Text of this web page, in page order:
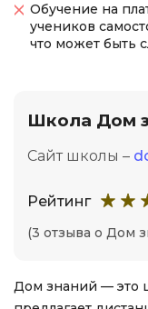
Обучение на
учеников
что может быть
Школа Дом
Сайт школы –
Рейтинг
(3 отзыва о Дом
Дом знаний — это